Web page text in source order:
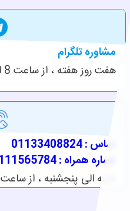
مشاوره تلگرام
هفت روز هفته ، از ساعت 8 الی 24
تماس : 01133408824
شماره همراه : 09111565784
شنبه الی پنجشنبه ، از ساعت 9 الی 17